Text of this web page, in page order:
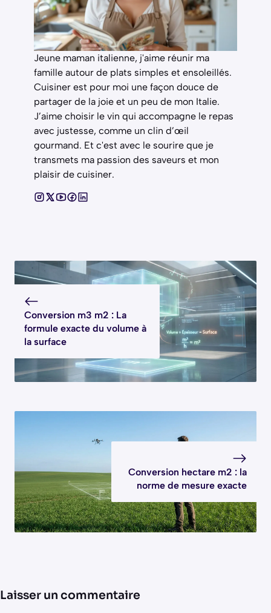
Jeune maman italienne, j'aime réunir ma
famille autour de plats simples et ensoleillés.
Cuisiner est pour moi une façon douce de
partager de la joie et un peu de mon Italie.
J’aime choisir le vin qui accompagne le repas
avec justesse, comme un clin d’œil
gourmand. Et c'est avec le sourire que je
transmets ma passion des saveurs et mon
plaisir de cuisiner.
Conversion m3 m2 : La
formule exacte du volume à
la surface
Conversion hectare m2 : la
norme de mesure exacte
Laisser un commentaire